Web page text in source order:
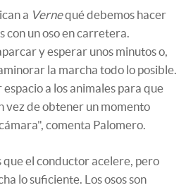
a Vernequé debemos hacer
con un oso en carretera.
y esperar unos minutos o,
la marcha todo lo posible.
a los animales para que
vez de obtener un momento
comenta Palomero.
que el conductor acelere, pero
lo suficiente. Los osos son